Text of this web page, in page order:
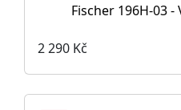
Fischer 196H-03
2 290 Kč